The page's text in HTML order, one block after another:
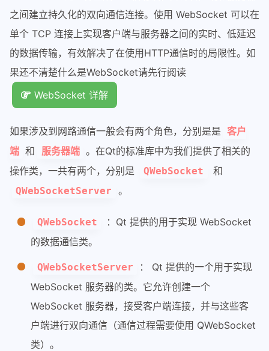
之间建立持久化的双向通信连接。使用 WebSocket 可以在
单个 TCP 连接上实现客户端与服务器之间的实时、低延迟
的数据传输，有效解决了在使用HTTP通信时的局限性。如
果还不清楚什么是WebSocket请先行阅读
WebSocket 详解
如果涉及到网路通信一般会有两个角色，分别是是 客户
端 和 服务器端 。在Qt的标准库中为我们提供了相关的
操作类，一共有两个，分别是
QWebSocket 和
QWebSocketServer 。
QWebSocket
：Qt 提供的用于实现 WebSocket
的数据通信类。
QWebSocketServer
： Qt 提供的一个用于实现
WebSocket 服务器的类。它允许创建一个
WebSocket 服务器，接受客户端连接，并与这些客
户端进行双向通信（通信过程需要使用 QWebSocket
类）。